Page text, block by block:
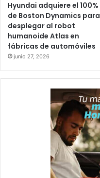
Hyundai adquiere el 100%
de Boston Dynamics para
desplegar al robot
humanoide Atlas en
fábricas de automóviles
junio 27, 2026